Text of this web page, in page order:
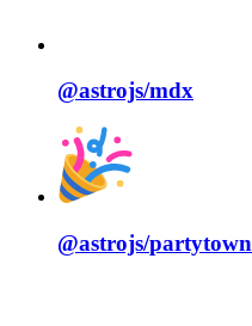
@astrojs/mdx
@astrojs/partytown